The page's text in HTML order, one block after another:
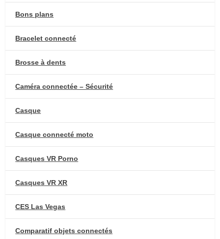
Bons plans
Bracelet connecté
Brosse à dents
Caméra connectée – Sécurité
Casque
Casque connecté moto
Casques VR Porno
Casques VR XR
CES Las Vegas
Comparatif objets connectés